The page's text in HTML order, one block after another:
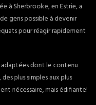
à Sherbrooke, en Estrie, a
gens possible à devenir
pour réagir rapidement
dont le contenu
plus simples aux plus
nécessaire, mais édifiante!